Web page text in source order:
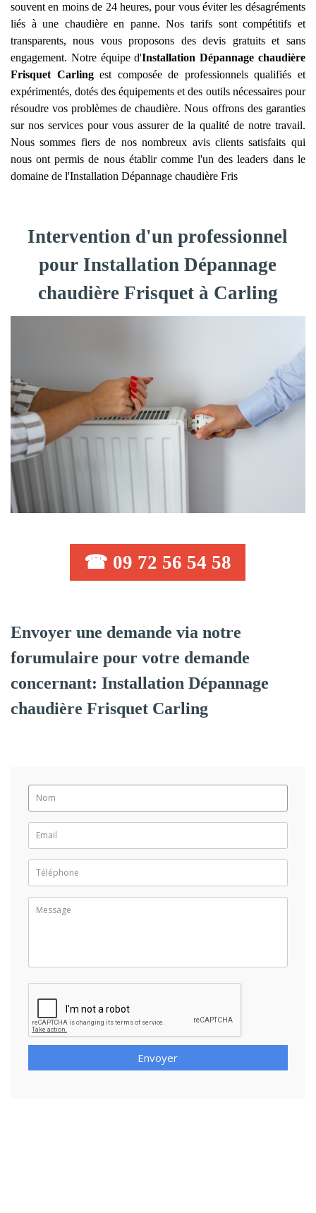
souvent en moins de 24 heures, pour vous éviter les désagréments
liés à une chaudière en panne. Nos tarifs sont compétitifs et
transparents, nous vous proposons des devis gratuits et sans
engagement. Notre équipe d'Installation Dépannage chaudière
Frisquet Carlingest composée de professionnels qualifiés et
expérimentés, dotés des équipements et des outils nécessaires pour
résoudre vos problèmes de chaudière. Nous offrons des garanties
sur nos services pour vous assurer de la qualité de notre travail.
Nous sommes fiers de nos nombreux avis clients satisfaits qui
nous ont permis de nous établir comme l'un des leaders dans le
domaine de l'Installation Dépannage chaudière Fris
Intervention d'un professionnel
pour Installation Dépannage
chaudière Frisquet à Carling
☎ 09 72 56 54 58
Envoyer une demande via notre
forumulaire pour votre demande
concernant: Installation Dépannage
chaudière Frisquet Carling
Envoyer